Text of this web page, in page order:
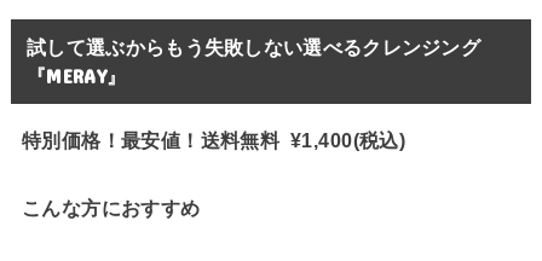
試して選ぶからもう失敗しない選べるクレンジング
『MERAY』
特別価格！最安値！送料無料 ¥1,400(税込)
こんな方におすすめ